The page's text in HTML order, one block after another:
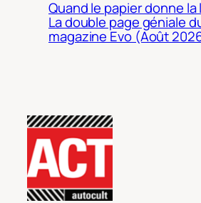
Quand le papier donne la
La double page géniale
magazine Evo (Août